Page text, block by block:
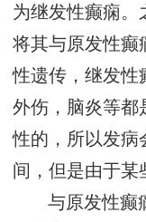
为继发性癫痫。
将其与原发性癫
性遗传，继发性
外伤，脑炎等都
性的，所以发病
间，但是由于某
与原发性癫